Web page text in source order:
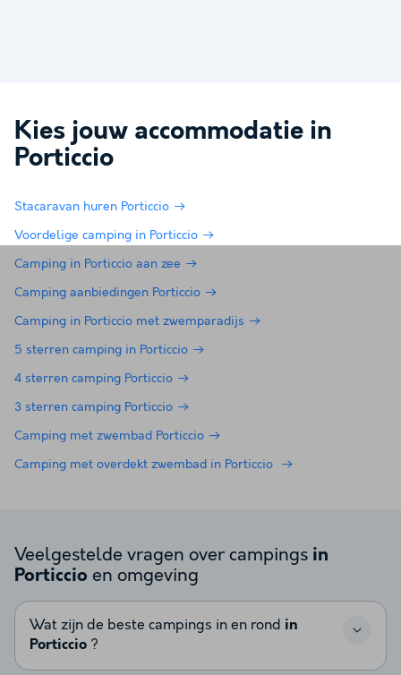
Kies jouw accommodatie in
Porticcio
Stacaravan huren Porticcio
Voordelige camping in Porticcio
Camping in Porticcio aan zee
Camping aanbiedingen Porticcio
Camping in Porticcio met zwemparadijs
5 sterren camping in Porticcio
4 sterren camping Porticcio
3 sterren camping Porticcio
Camping met zwembad Porticcio
Camping met overdekt zwembad in Porticcio
Veelgestelde vragen over campings in
Porticcio en omgeving
Wat zijn de beste campings in en rond in
Porticcio ?